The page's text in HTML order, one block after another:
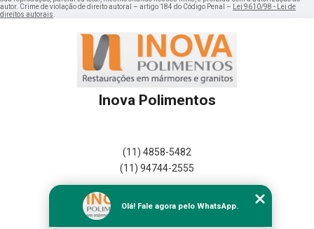
autor. Crime de violação de direito autoral – artigo 184 do Código Penal –
Lei 9610/98 - Lei de
direitos autorais
Inova Polimentos
(11) 4858-5482
(11) 94744-2555
Empresa
Olá! Fale agora pelo WhatsApp.